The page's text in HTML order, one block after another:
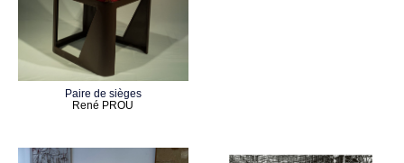
Paire de sièges
René PROU